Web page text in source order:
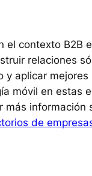
el contexto B2B
relaciones
aplicar
móvil en estas
más
de